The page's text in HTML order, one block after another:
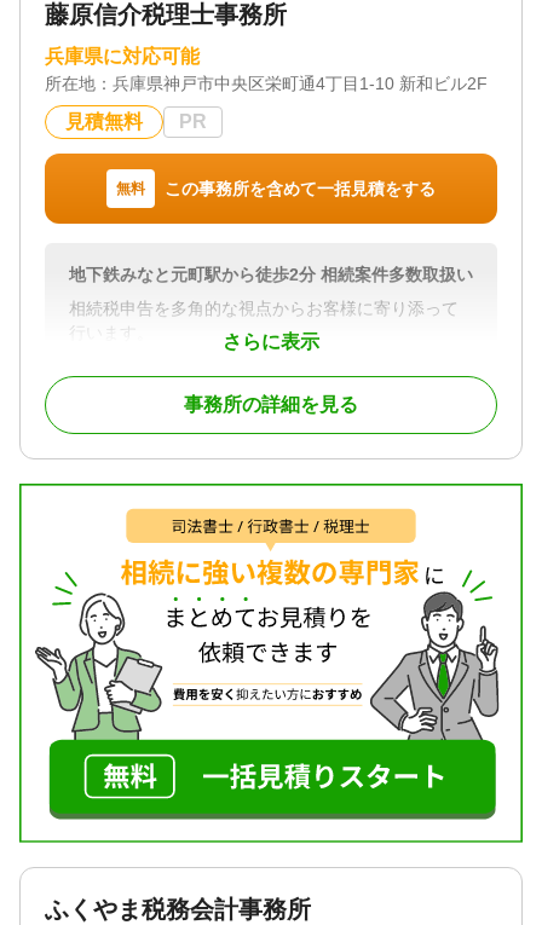
藤原信介税理士事務所
兵庫県に対応可能
所在地： 兵庫県神戸市中央区栄町通4丁目1-10 新和ビル2F
見積無料 PR
無料 この事務所を含めて一括見積をする
さらに表示
地下鉄みなと元町駅から徒歩2分 相続案件多数取扱い
相続税申告を多角的な視点からお客様に寄り添って
行います。
お客様からのご質問にはお待たせすることなくすぐ
にレスポンスできる体制が整っています。
丁寧にわかりやすく説明することを心がけておりま
す。
対応地域
神戸市・明石市・加古川市・三木市・小野市その他
近隣地域
対応業務
遺産分割 / 相続税申告
対応体制
電話相談可 / 初回相談無料 / 事務所面談可
事務所の詳細を見る
ふくやま税務会計事務所